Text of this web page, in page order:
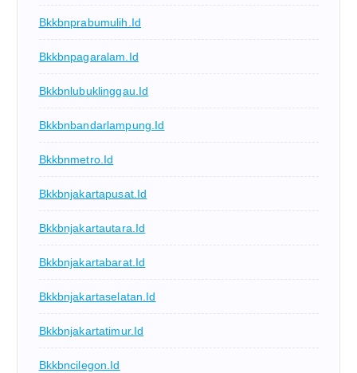
Bkkbnprabumulih.id
Bkkbnpagaralam.id
Bkkbnlubuklinggau.id
Bkkbnbandarlampung.id
Bkkbnmetro.id
Bkkbnjakartapusat.id
Bkkbnjakartautara.id
Bkkbnjakartabarat.id
Bkkbnjakartaselatan.id
Bkkbnjakartatimur.id
Bkkbncilegon.id